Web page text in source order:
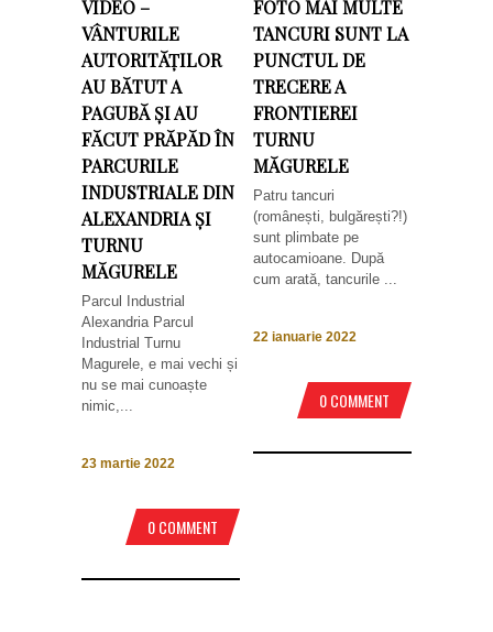
VIDEO –
VÂNTURILE
AUTORITĂȚILOR
AU BĂTUT A
PAGUBĂ ȘI AU
FĂCUT PRĂPĂD ÎN
PARCURILE
INDUSTRIALE DIN
ALEXANDRIA ȘI
TURNU
MĂGURELE
Parcul Industrial
Alexandria Parcul
Industrial Turnu
Magurele, e mai vechi și
nu se mai cunoaște
nimic,...
23 martie 2022
0 COMMENT
FOTO MAI MULTE
TANCURI SUNT LA
PUNCTUL DE
TRECERE A
FRONTIEREI
TURNU
MĂGURELE
Patru tancuri
(românești, bulgărești?!)
sunt plimbate pe
autocamioane. După
cum arată, tancurile ...
22 ianuarie 2022
0 COMMENT